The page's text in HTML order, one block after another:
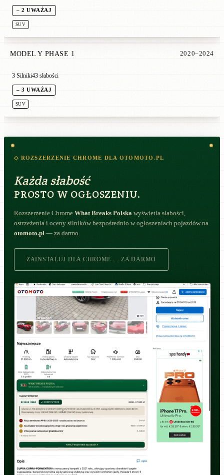
– 2 UWAŻAJ
SUV
MODEL Y PHASE 1 2020–2024
3 Silniki43 słabości
– 3 UWAŻAJ
SUV
◇ ROZSZERZENIE CHROME DLA OTOMOTO.PL
Każda słabość
PROSTO W OGŁOSZENIU.
Rozszerzenie Chrome What Breaks Polska wyświetla słabości,
ostrzeżenia i oceny silników bezpośrednio w ogłoszeniach pojazdów na
otomoto.pl — za darmo.
ZAINSTALUJ DLA CHROME — ZA DARMO